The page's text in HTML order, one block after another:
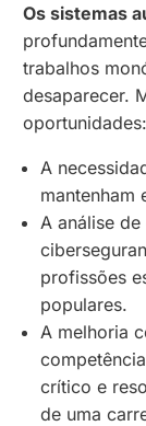
Os sistemas
trabalhos
desaparecer.
oportunidades:
A
mantenham
A análise
profissões
populares.
A melhoria
crítico e
de uma